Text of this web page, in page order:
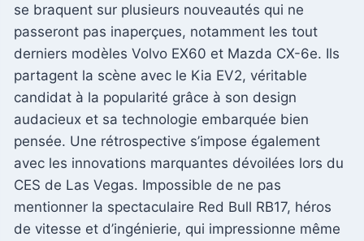
se braquent sur plusieurs nouveautés qui ne
passeront pas inaperçues, notamment les tout
derniers modèles Volvo EX60 et Mazda CX-6e. Ils
partagent la scène avec le Kia EV2, véritable
candidat à la popularité grâce à son design
audacieux et sa technologie embarquée bien
pensée. Une rétrospective s’impose également
avec les innovations marquantes dévoilées lors du
CES de Las Vegas. Impossible de ne pas
mentionner la spectaculaire Red Bull RB17, héros
de vitesse et d’ingénierie, qui impressionne même